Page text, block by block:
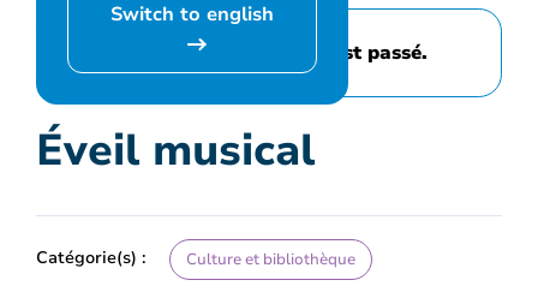
Switch to english
Cet événement est passé.
Éveil musical
Catégorie(s) : Culture et bibliothèque